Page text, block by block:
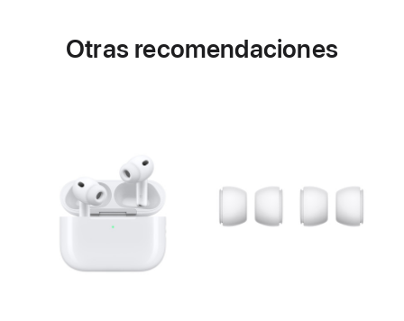
Otras recomendaciones